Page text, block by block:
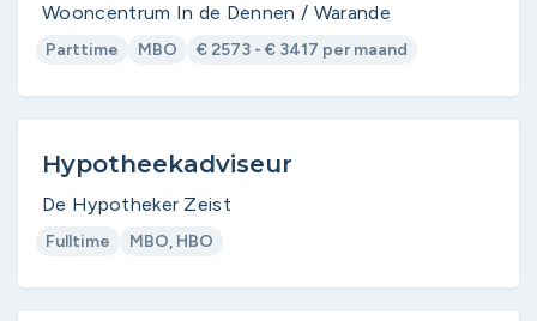
Wooncentrum In de Dennen / Warande
Parttime MBO € 2573 - € 3417 per maand
Hypotheekadviseur
De Hypotheker Zeist
Fulltime MBO, HBO